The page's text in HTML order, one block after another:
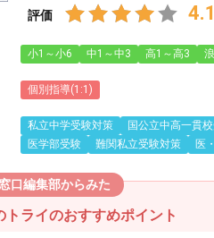
評価 4.1
小1～小6 中1～中3 高1～高3
個別指導(1:1)
私立中学受験対策 国公立中高一貫
医学部受験
難関私立受験対策 医
口編集部からみた
トライのおすすめポイント